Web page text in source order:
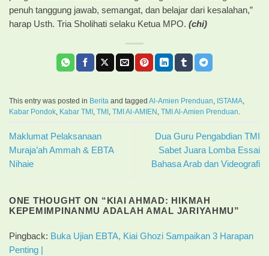
penuh tanggung jawab, semangat, dan belajar dari kesalahan,”
harap Usth. Tria Sholihati selaku Ketua MPO. (chi)
This entry was posted in Berita and tagged Al-Amien Prenduan ISTAMA
Kabar Pondok
Kabar TMI TMI TMI Al-AMIEN TMI Al-Amien Prenduan
Maklumat Pelaksanaan
Muraja’ah Ammah & EBTA
Nihaie
Dua Guru Pengabdian TMI
Sabet Juara Lomba Essai
Bahasa Arab dan Videografi
ONE THOUGHT ON “ KIAI AHMAD: HIKMAH
KEPEMIMPINANMU ADALAH AMAL JARIYAHMU”
Pingback: Buka Ujian EBTA, Kiai Ghozi Sampaikan 3 Harapan
Penting |